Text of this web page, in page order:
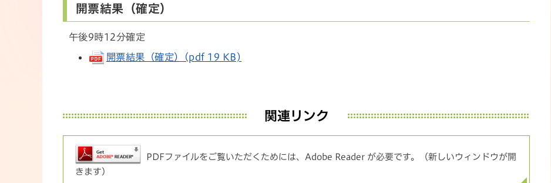
開票結果（確定）
午後9時12分確定
開票結果（確定）(pdf 19 KB)
関連リンク
PDFファイルをご覧いただくためには、Adobe Reader が必要です。（新しいウィンドウが開
きます）